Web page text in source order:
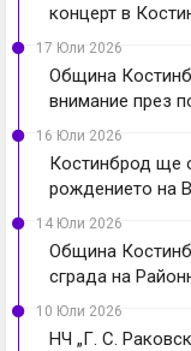
концерт в
17 Юли 2026
Община
внимание през
16 Юли 2026
Костинброд ще
рождението на
14 Юли 2026
Община
сграда на
10 Юли 2026
НЧ „Г. С.